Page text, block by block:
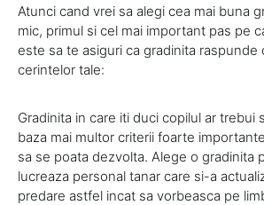
Atunci cand vrei sa alegi cea mai buna
mic, primul si cel mai important pas pe
este sa te asiguri ca gradinita
cerintelor tale:
Gradinita in care iti duci copilul ar trebui
baza mai multor criterii foarte
sa se poata dezvolta. Alege o gradinita
lucreaza personal tanar care si-a
predare astfel incat sa vorbeasca pe